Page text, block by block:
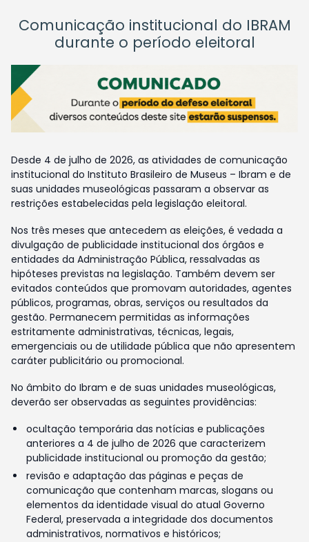
Comunicação institucional do IBRAM
durante o período eleitoral
Desde 4 de julho de 2026, as atividades de comunicação
institucional do Instituto Brasileiro de Museus – Ibram e de
suas unidades museológicas passaram a observar as
restrições estabelecidas pela legislação eleitoral.
Nos três meses que antecedem as eleições, é vedada a
divulgação de publicidade institucional dos órgãos e
entidades da Administração Pública, ressalvadas as
hipóteses previstas na legislação. Também devem ser
evitados conteúdos que promovam autoridades, agentes
públicos, programas, obras, serviços ou resultados da
gestão. Permanecem permitidas as informações
estritamente administrativas, técnicas, legais,
emergenciais ou de utilidade pública que não apresentem
caráter publicitário ou promocional.
No âmbito do Ibram e de suas unidades museológicas,
deverão ser observadas as seguintes providências:
ocultação temporária das notícias e publicações
anteriores a 4 de julho de 2026 que caracterizem
publicidade institucional ou promoção da gestão;
revisão e adaptação das páginas e peças de
comunicação que contenham marcas, slogans ou
elementos da identidade visual do atual Governo
Federal, preservada a integridade dos documentos
administrativos, normativos e históricos;